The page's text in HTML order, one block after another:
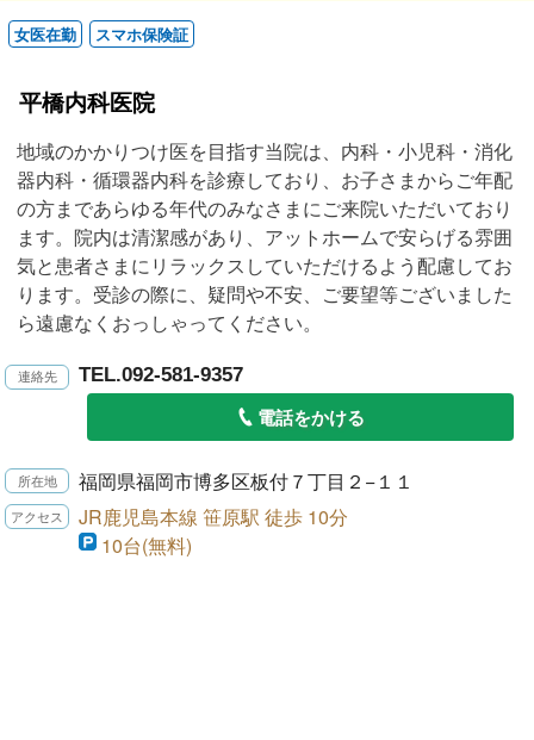
女医在勤 スマホ保険証
平橋内科医院
地域のかかりつけ医を目指す当院は、内科・小児科・消化
器内科・循環器内科を診療しており、お子さまからご年配
の方まであらゆる年代のみなさまにご来院いただいており
ます。院内は清潔感があり、アットホームで安らげる雰囲
気と患者さまにリラックスしていただけるよう配慮してお
ります。受診の際に、疑問や不安、ご要望等ございました
ら遠慮なくおっしゃってください。
TEL.092-581-9357
電話をかける
福岡県福岡市博多区板付７丁目２−１１
JR鹿児島本線 笹原駅 徒歩 10分
10台(無料)